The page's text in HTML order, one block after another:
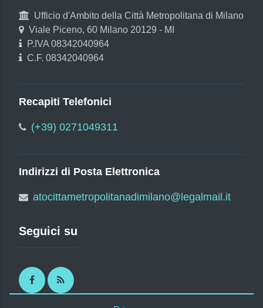
Ufficio d'Ambito della Città Metropolitana di Milano
Viale Piceno, 60 Milano 20129 - MI
P.IVA 08342040964
C.F. 08342040964
Recapiti Telefonici
(+39) 0271049311
Indirizzi di Posta Elettronica
atocittametropolitanadimilano@legalmail.it
Seguici su
FacebookRSS